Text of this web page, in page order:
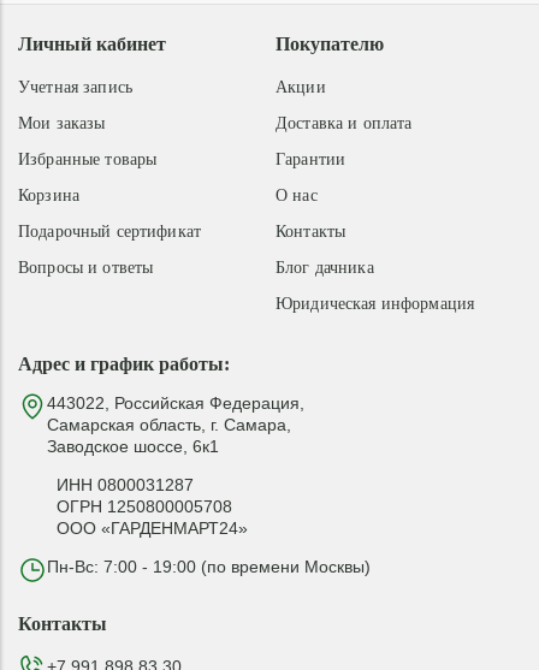
Адрес и график работы:
443022, Российская Федерация,
Самарская область, г. Самара,
Заводское шоссе, 6к1
ИНН 0800031287
ОГРН 1250800005708
ООО «ГАРДЕНМАРТ24»
Пн-Вс: 7:00 - 19:00 (по времени Москвы)
Покупателю
Акции
Доставка и оплата
Гарантии
О нас
Контакты
Блог дачника
Юридическая информация
Личный кабинет
Учетная запись
Мои заказы
Избранные товары
Корзина
Подарочный сертификат
Вопросы и ответы
Контакты